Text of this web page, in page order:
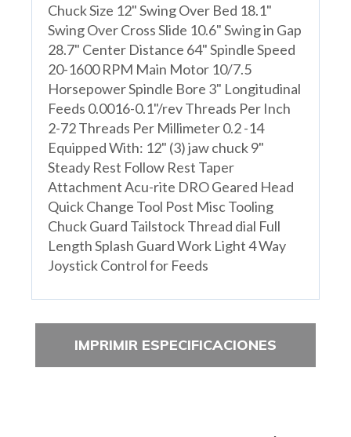
Chuck Size 12" Swing Over Bed 18.1"
Swing Over Cross Slide 10.6" Swing in Gap
28.7" Center Distance 64" Spindle Speed
20-1600 RPM Main Motor 10/7.5
Horsepower Spindle Bore 3" Longitudinal
Feeds 0.0016-0.1"/rev Threads Per Inch
2-72 Threads Per Millimeter 0.2 -14
Equipped With: 12" (3) jaw chuck 9"
Steady Rest Follow Rest Taper
Attachment Acu-rite DRO Geared Head
Quick Change Tool Post Misc Tooling
Chuck Guard Tailstock Thread dial Full
Length Splash Guard Work Light 4 Way
Joystick Control for Feeds
IMPRIMIR ESPECIFICACIONES